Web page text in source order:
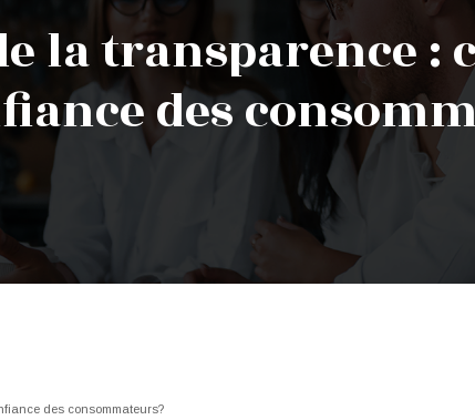
la transparence :
des
des consommateurs?